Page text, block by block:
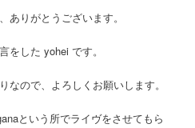
ありがとうございます。
をした yohei です。
なので、よろしくお願いします。
という所でライヴをさせてもら